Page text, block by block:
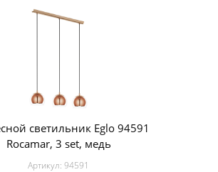
светильник Eglo 94591
Rocamar, 3 set, медь
Артикул: 94591